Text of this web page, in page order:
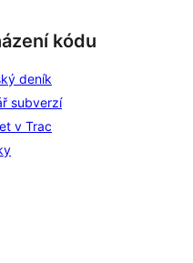
kódu
deník
subverzí
v Trac